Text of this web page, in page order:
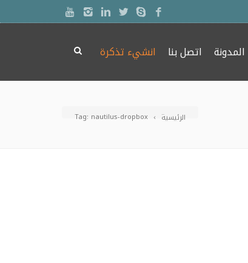
المدونة اتصل بنا انشيء تذكرة
الرئيسية Tag: nautilus-dropbox